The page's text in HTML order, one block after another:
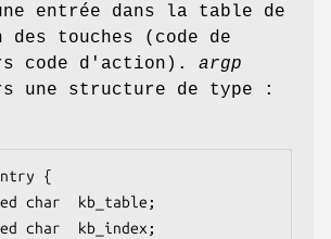
entrée dans la table de
touches (code de
code d'action). argp
une structure de type :
{